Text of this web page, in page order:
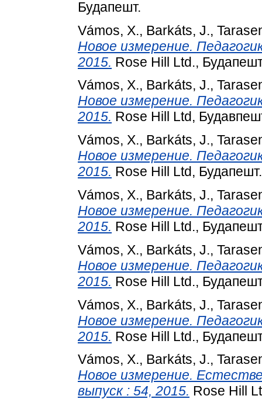
Будапешт.
Vámos, X., Barkáts, J.,
Новое измерение.
2015. Rose Hill Ltd.,
Vámos, X., Barkáts, J.,
Новое измерение.
2015. Rose Hill Ltd,
Vámos, X., Barkáts, J.,
Новое измерение.
2015. Rose Hill Ltd, Будапешт.
Vámos, X., Barkáts, J.,
Новое измерение.
2015. Rose Hill Ltd.,
Vámos, X., Barkáts, J.,
Новое измерение.
2015. Rose Hill Ltd.,
Vámos, X., Barkáts, J.,
Новое измерение.
2015. Rose Hill Ltd.,
Vámos, X., Barkáts, J.,
Новое измерение.
выпуск : 54, 2015. Rose Hill